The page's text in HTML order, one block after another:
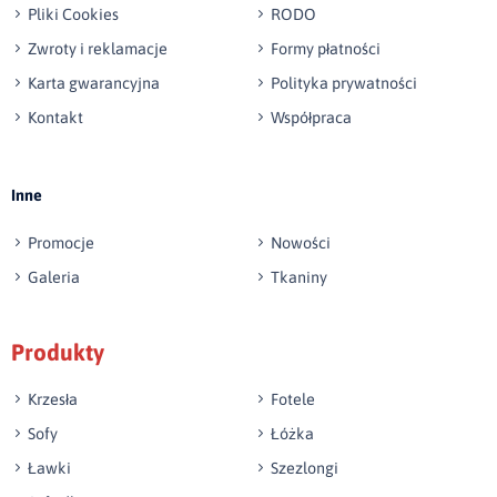
Wyślij opinię
Pliki Cookies
RODO
Zwroty i reklamacje
Formy płatności
Karta gwarancyjna
Polityka prywatności
Kontakt
Współpraca
Inne
Promocje
Nowości
Galeria
Tkaniny
Produkty
Krzesła
Fotele
Sofy
Łóżka
Ławki
Szezlongi